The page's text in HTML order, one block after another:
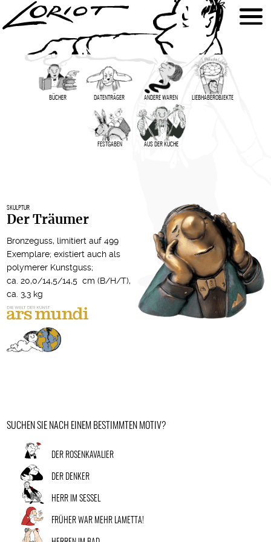
BÜCHER DATENTRÄGER ANDERE WAREN LIEBHABER­OBJEKTE
FESTGABEN AUS DER KÜCHE
SKULPTUR
Der Träumer
Bronzeguss, limitiert auf 499
Exemplare; existiert auch als
polymerer Kunstguss;
ca. 20,0/14,5/14,5 cm (B/H/T),
ca. 3,3 kg
SUCHEN SIE NACH EINEM BESTIMMTEN MOTIV?
DER ROSENKAVALIER
DER DENKER
HERR IM SESSEL
FRÜHER WAR MEHR LAMETTA!